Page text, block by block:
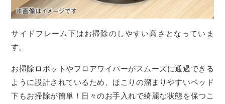
サイドフレーム下はお掃除のしやすい高さとなっていま
す。
お掃除ロボットやフロアワイパーがスムーズに通過できる
ように設計されているため、ほこりの溜まりやすいベッド
下もお掃除が簡単！日々のお手入れで綺麗な状態を保つこ